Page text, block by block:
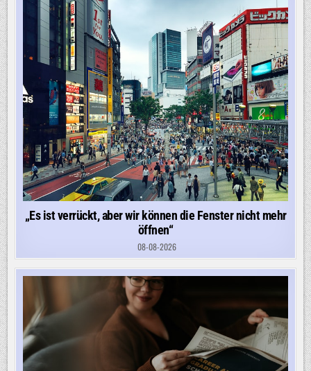
IST?“
AFD-
KANDIDAT
KNÜPFT
WAHLZIEL
IN
MV
AN
SACHSEN-
ANHALT
„Es ist verrückt, aber wir können die Fenster nicht mehr
öffnen“
08-08-2026